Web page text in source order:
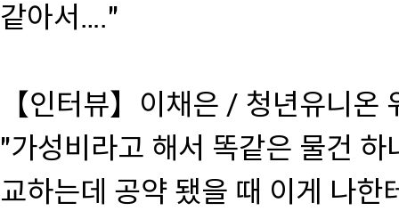
같아서…."
【인터뷰】이채은 / 청년유니온
"가성비라고 해서 똑같은 물건
교하는데 공약 됐을 때 이게 나한